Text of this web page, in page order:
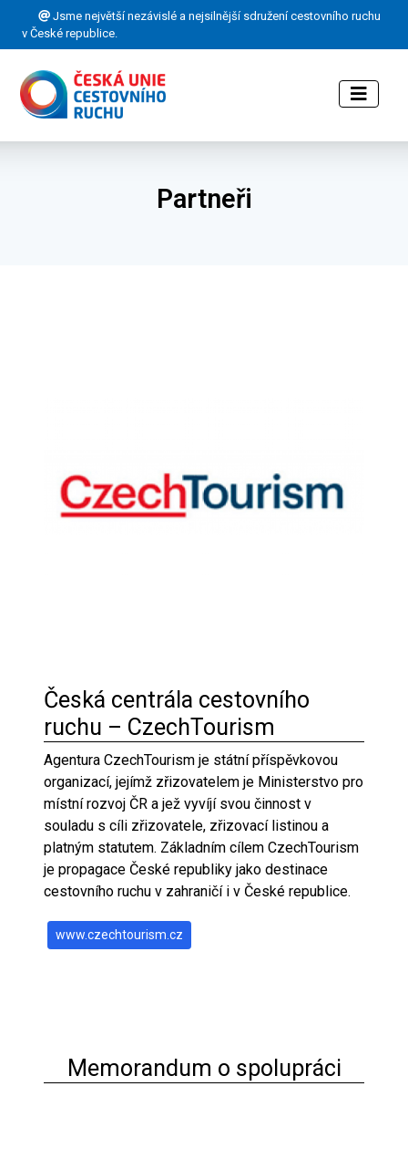
Jsme největší nezávislé a nejsilnější sdružení cestovního ruchu
v České republice.
Partneři
Česká centrála cestovního
ruchu – CzechTourism
Agentura CzechTourism je státní příspěvkovou
organizací, jejímž zřizovatelem je Ministerstvo pro
místní rozvoj ČR a jež vyvíjí svou činnost v
souladu s cíli zřizovatele, zřizovací listinou a
platným statutem. Základním cílem CzechTourism
je propagace České republiky jako destinace
cestovního ruchu v zahraničí i v České republice.
www.czechtourism.cz
Memorandum o spolupráci